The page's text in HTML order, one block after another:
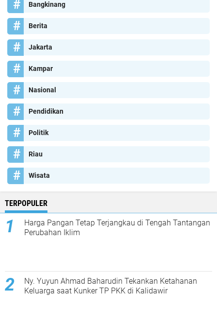
Bangkinang
Berita
Jakarta
Kampar
Nasional
Pendidikan
Politik
Riau
Wisata
TERPOPULER
Harga Pangan Tetap Terjangkau di Tengah Tantangan
Perubahan Iklim
Ny. Yuyun Ahmad Baharudin Tekankan Ketahanan
Keluarga saat Kunker TP PKK di Kalidawir